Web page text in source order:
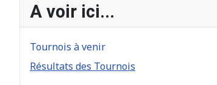
A voir ici...
Tournois à venir
Résultats des Tournois